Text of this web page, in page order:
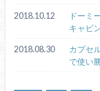
2018.10.12
ドーミ
キャビ
2018.08.30
カプセ
で使い